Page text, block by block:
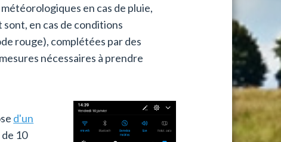
en cas de pluie,
en cas de conditions
rouge), complétées par des
nécessaires à prendre
d'un
10